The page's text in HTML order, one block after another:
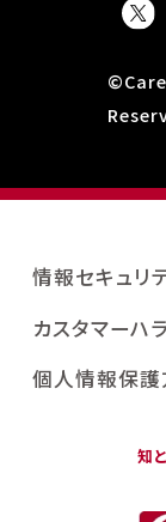
知
情報セキュリ
カスタマーハ
個人情報保護